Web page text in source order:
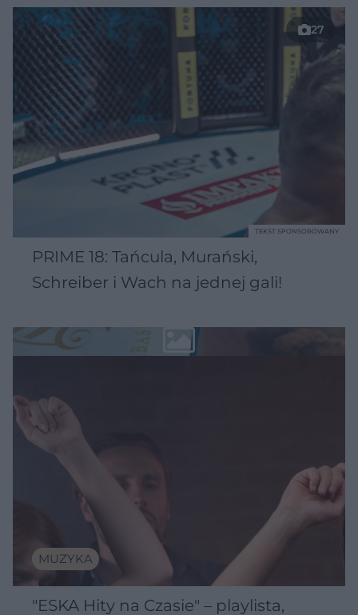
27
PRIME 18: Tańcula, Murański,
Schreiber i Wach na jednej gali!
TEKST SPONSOROWANY
MUZYKA
"ESKA Hity na Czasie" – playlista,